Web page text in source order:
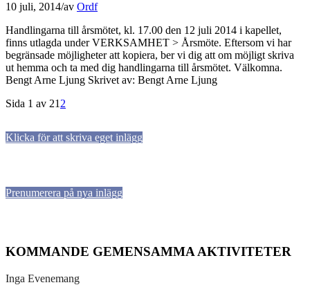
10 juli, 2014/av Ordf
Handlingarna till årsmötet, kl. 17.00 den 12 juli 2014 i kapellet,
finns utlagda under VERKSAMHET > Årsmöte. Eftersom vi har
begränsade möjligheter att kopiera, ber vi dig att om möjligt skriva
ut hemma och ta med dig handlingarna till årsmötet. Välkomna.
Bengt Arne Ljung Skrivet av: Bengt Arne Ljung
Sida 1 av 21 2
Klicka för att skriva eget inlägg
Prenumerera på nya inlägg
KOMMANDE GEMENSAMMA AKTIVITETER
Inga Evenemang